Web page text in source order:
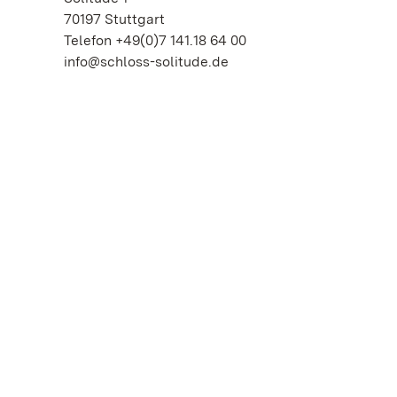
70197 Stuttgart
Telefon +49(0)7 141.18 64 00
info@schloss-solitude.de